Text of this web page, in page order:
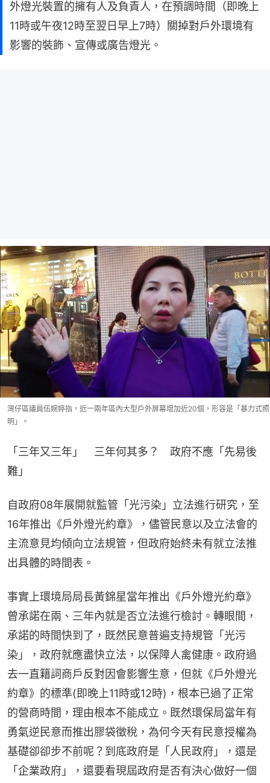
外燈光裝置的擁有人及負責人，在預調時間（即晚上
11時或午夜12時至翌日早上7時）關掉對戶外環境有
影響的裝飾、宣傳或廣告燈光。
灣仔區議員伍婉婷指，近一兩年區內大型戶外屏幕增加近20個，形容是「暴力式照
明」。
「三年又三年」　三年何其多？　政府不應「先易後
難」
自政府08年展開就監管「光污染」立法進行研究，至
16年推出《戶外燈光約章》，儘管民意以及立法會的
主流意見均傾向立法規管，但政府始終未有就立法推
出具體的時間表。
事實上環境局局長黃錦星當年推出《戶外燈光約章》
曾承諾在兩、三年內就是否立法進行檢討。轉眼間，
承諾的時間快到了，既然民意普遍支持規管「光污
染」，政府就應盡快立法，以保障人禽健康。政府過
去一直籍詞商戶反對因會影響生意，但就《戶外燈光
約章》的標準(即晚上11時或12時)，根本已過了正常
的營商時間，理由根本不能成立。既然環保局當年有
勇氣逆民意而推出膠袋徵稅，為何今天有民意授權為
基礎卻卻步不前呢？到底政府是「人民政府」，還是
「企業政府」，還要看現屆政府是否有決心做好一個